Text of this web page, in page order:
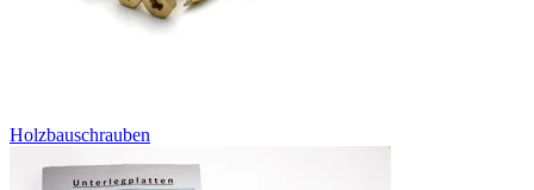
Holzbauschrauben